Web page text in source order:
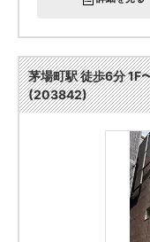
茅場町駅 徒歩6分 1F
(203842)